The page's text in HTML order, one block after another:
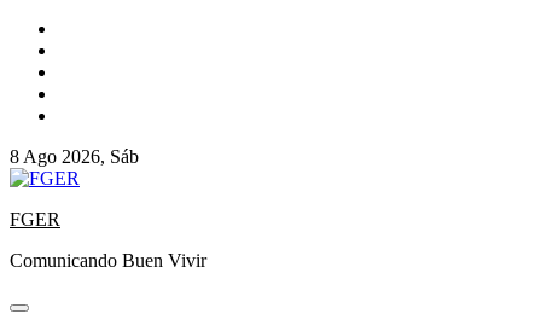
8 Ago 2026, Sáb
FGER
Comunicando Buen Vivir